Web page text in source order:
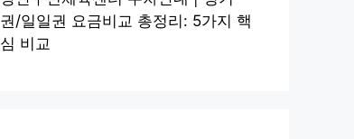
권/일일권 요금비교 총정리: 5가지 핵
심 비교